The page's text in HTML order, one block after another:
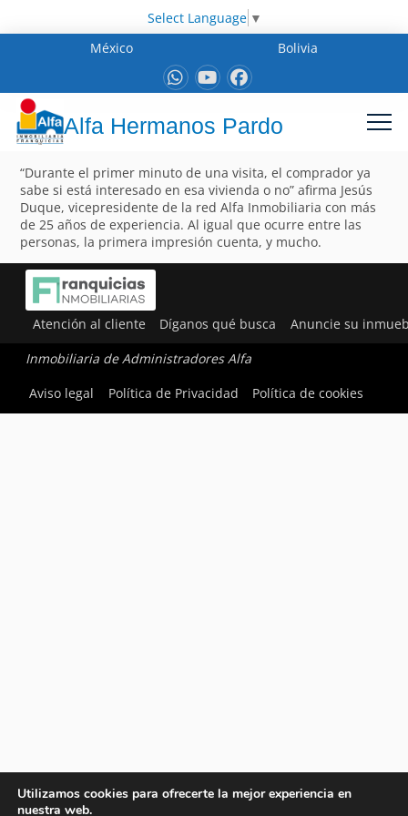
Select Language ▼
México
Bolivia
Alfa Hermanos Pardo
“Durante el primer minuto de una visita, el comprador ya
sabe si está interesado en esa vivienda o no” afirma Jesús
Duque, vicepresidente de la red Alfa Inmobiliaria con más
de 25 años de experiencia. Al igual que ocurre entre las
personas, la primera impresión cuenta, y mucho.
Atención al cliente Díganos qué busca Anuncie su
Inmobiliaria de Administradores Alfa
Aviso legal
Política de Privacidad Política de cookies
Utilizamos cookies para ofrecerte la mejor experiencia en
nuestra web.